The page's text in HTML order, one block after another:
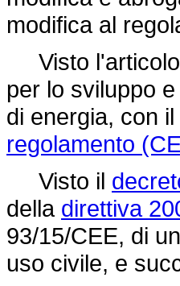
modifica al
Visto
per lo sviluppo
di energia, con
regolamento
Visto il
della direttiva
93/15/CEE, di
uso civile, e